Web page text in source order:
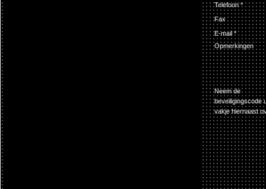
Telefoon *
Fax
E-mail *
Opmerkingen
Neem de
beveiligingscode
vakje hiernaast